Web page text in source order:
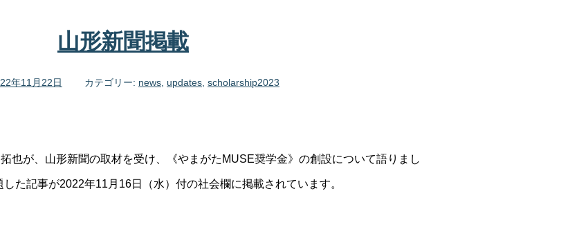
山形新聞掲載
年11月22日 カテゴリー: news updates scholarship2023
也が、山形新聞の取材を受け、《やまがたMUSE奨学金》の創設について語りまし
た記事が2022年11月16日（水）付の社会欄に掲載されています。